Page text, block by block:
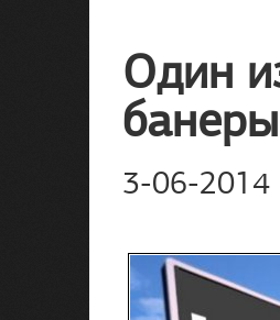
Один
банеры
3-06-2014